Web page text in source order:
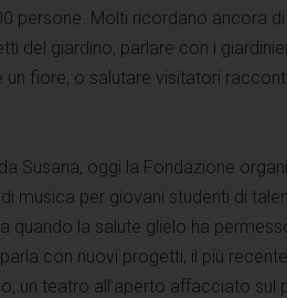
persone. Molti ricordano ancora
del giardino, parlare con i
un fiore, o salutare visitatori
Susana, oggi la Fondazione
musica per giovani studenti di
quando la salute glielo ha
con nuovi progetti, il più
un teatro all'aperto affacciato sul